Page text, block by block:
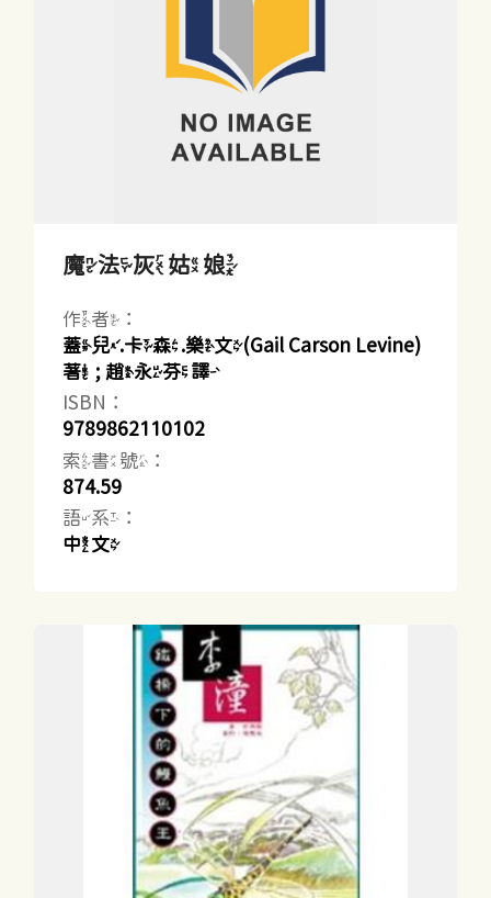
魔法灰姑娘
作者：
蓋兒.卡森.樂文(Gail Carson Levine)
著 ; 趙永芬譯
ISBN：
9789862110102
索書號：
874.59
語系：
中文